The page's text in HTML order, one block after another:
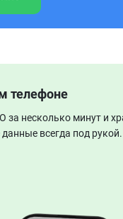
телефоне
несколько минут и
всегда под рукой.